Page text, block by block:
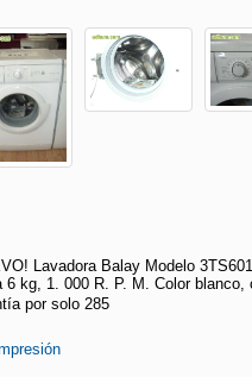
Lavadora Balay Modelo
6 kg, 1. 000 R. P. M. Color blanco,
por solo 285